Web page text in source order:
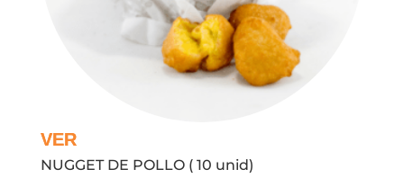
NUGGET DE POLLO ( 10 unid)